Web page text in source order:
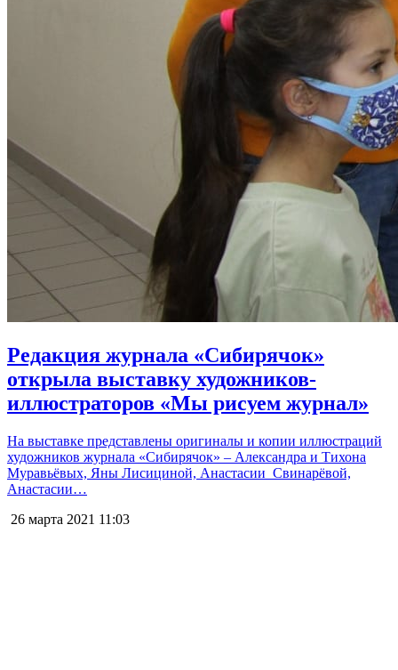
Редакция журнала «Сибирячок»
открыла выставку художников-
иллюстраторов «Мы рисуем журнал»
На выставке представлены оригиналы и копии иллюстраций
художников журнала «Сибирячок» – Александра и Тихона
Муравьёвых, Яны Лисициной, Анастасии Свинарёвой,
Анастасии…
26 марта 2021 11:03